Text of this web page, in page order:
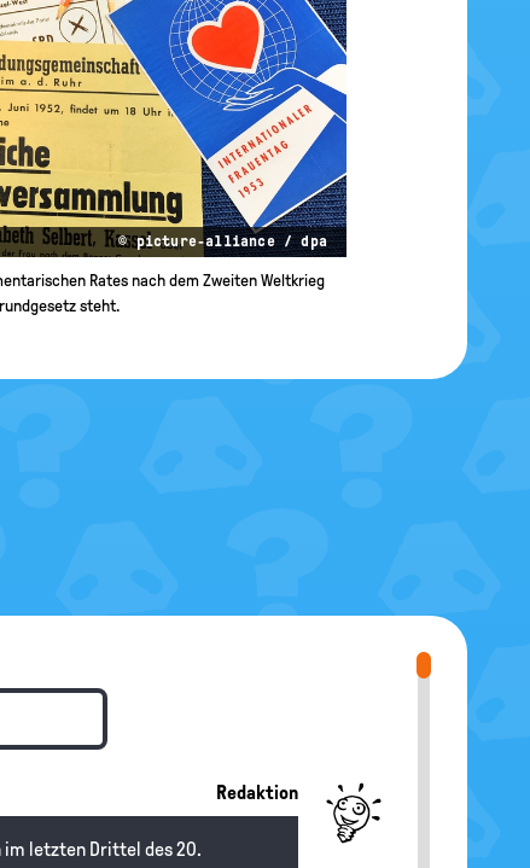
© picture-alliance / dpa
Rates nach dem Zweiten Weltkrieg
steht.
Redaktion
letzten Drittel des 20.